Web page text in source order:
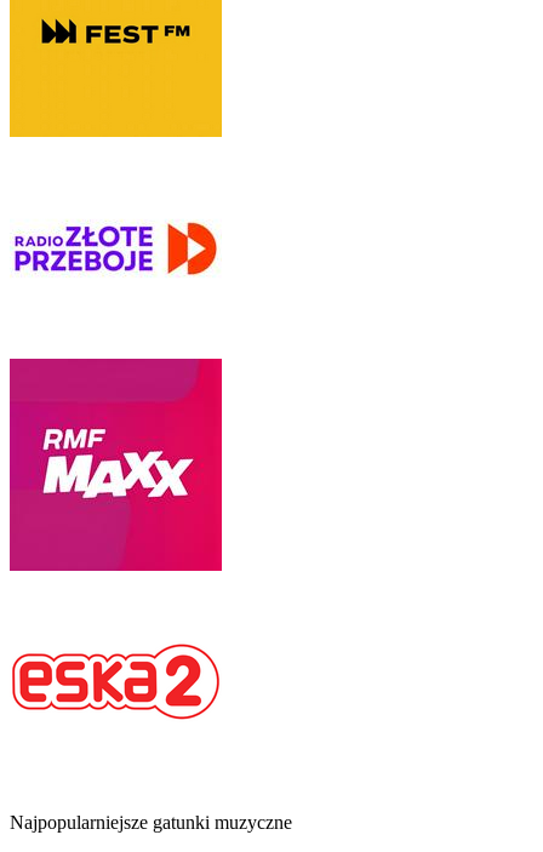
Najpopularniejsze gatunki muzyczne